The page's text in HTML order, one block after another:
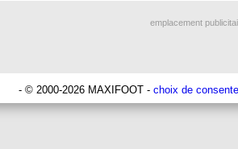
emplacement
- © 2000-2026 MAXIFOOT - choix de